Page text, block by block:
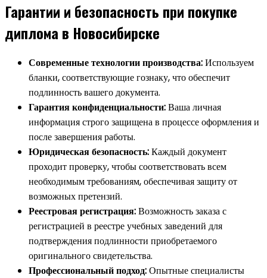
Гарантии и безопасность при покупке
диплома в Новосибирске
Современные технологии производства:Используем
бланки, соответствующие гознаку, что обеспечит
подлинность вашего документа.
Гарантия конфиденциальности:Ваша личная
информация строго защищена в процессе оформления и
после завершения работы.
Юридическая безопасность:Каждый документ
проходит проверку, чтобы соответствовать всем
необходимым требованиям, обеспечивая защиту от
возможных претензий.
Реестровая регистрация:Возможность заказа с
регистрацией в реестре учебных заведений для
подтверждения подлинности приобретаемого
оригинального свидетельства.
Профессиональный подход:Опытные специалисты